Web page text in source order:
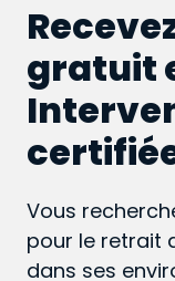
gratuit
Vous
pour le retrait
dans ses